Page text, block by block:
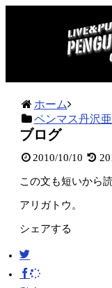
ホーム
ペンマス丹沢
ブログ
2010/10/10
この文も短いから
アリガトウ。
シェアする